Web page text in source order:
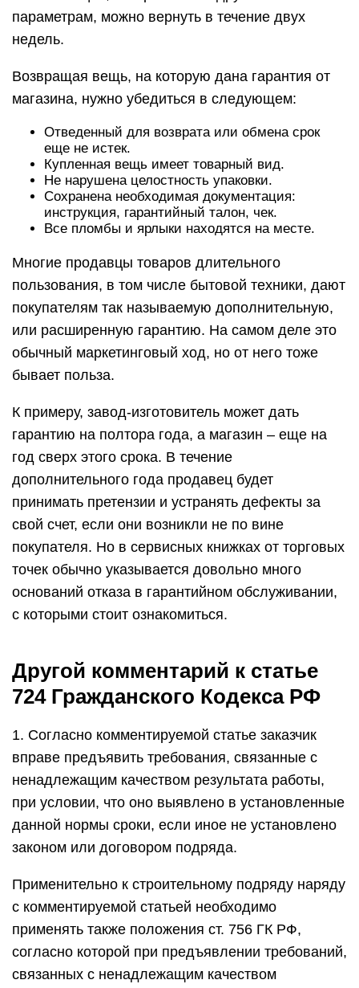
параметрам, можно вернуть в течение двух
недель.
Возвращая вещь, на которую дана гарантия от
магазина, нужно убедиться в следующем:
Отведенный для возврата или обмена срок
еще не истек.
Купленная вещь имеет товарный вид.
Не нарушена целостность упаковки.
Сохранена необходимая документация:
инструкция, гарантийный талон, чек.
Все пломбы и ярлыки находятся на месте.
Многие продавцы товаров длительного
пользования, в том числе бытовой техники, дают
покупателям так называемую дополнительную,
или расширенную гарантию. На самом деле это
обычный маркетинговый ход, но от него тоже
бывает польза.
К примеру, завод-изготовитель может дать
гарантию на полтора года, а магазин – еще на
год сверх этого срока. В течение
дополнительного года продавец будет
принимать претензии и устранять дефекты за
свой счет, если они возникли не по вине
покупателя. Но в сервисных книжках от торговых
точек обычно указывается довольно много
оснований отказа в гарантийном обслуживании,
с которыми стоит ознакомиться.
Другой комментарий к статье
724 Гражданского Кодекса РФ
1. Согласно комментируемой статье заказчик
вправе предъявить требования, связанные с
ненадлежащим качеством результата работы,
при условии, что оно выявлено в установленные
данной нормы сроки, если иное не установлено
законом или договором подряда.
Применительно к строительному подряду наряду
с комментируемой статьей необходимо
применять также положения ст. 756 ГК РФ,
согласно которой при предъявлении требований,
связанных с ненадлежащим качеством